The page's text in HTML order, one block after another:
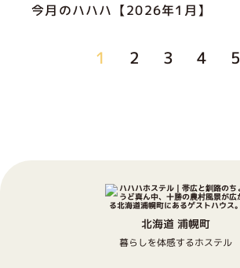
今月のハハハ【2026年1月】
1 2 3 4 5
北海道 浦幌町
暮らしを体感するホステル